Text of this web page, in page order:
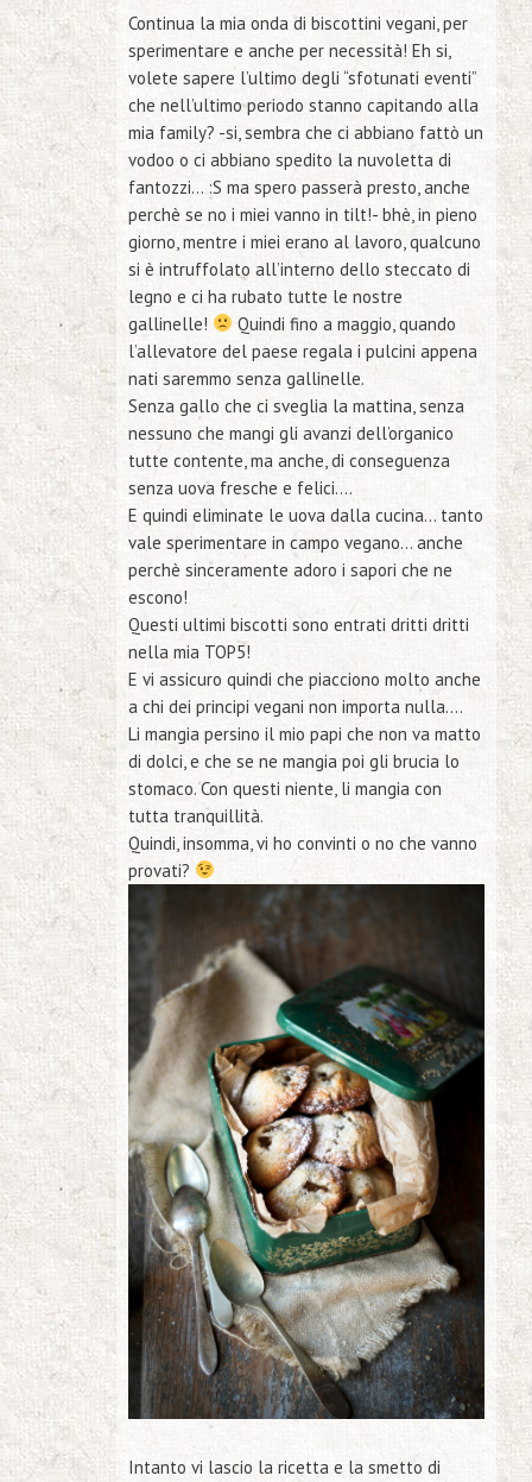
Continua la mia onda di biscottini vegani, per
sperimentare e anche per necessità! Eh si,
volete sapere l’ultimo degli “sfotunati eventi”
che nell’ultimo periodo stanno capitando alla
mia family? -si, sembra che ci abbiano fattò un
vodoo o ci abbiano spedito la nuvoletta di
fantozzi… :S ma spero passerà presto, anche
perchè se no i miei vanno in tilt!- bhè, in pieno
giorno, mentre i miei erano al lavoro, qualcuno
si è intruffolato all’interno dello steccato di
legno e ci ha rubato tutte le nostre
gallinelle!
Quindi fino a maggio, quando
l’allevatore del paese regala i pulcini appena
nati saremmo senza gallinelle.
Senza gallo che ci sveglia la mattina, senza
nessuno che mangi gli avanzi dell’organico
tutte contente, ma anche, di conseguenza
senza uova fresche e felici….
E quindi eliminate le uova dalla cucina… tanto
vale sperimentare in campo vegano… anche
perchè sinceramente adoro i sapori che ne
escono!
Questi ultimi biscotti sono entrati dritti dritti
nella mia TOP5!
E vi assicuro quindi che piacciono molto anche
a chi dei principi vegani non importa nulla….
Li mangia persino il mio papi che non va matto
di dolci, e che se ne mangia poi gli brucia lo
stomaco. Con questi niente, li mangia con
tutta tranquillità.
Quindi, insomma, vi ho convinti o no che vanno
provati?
Intanto vi lascio la ricetta e la smetto di